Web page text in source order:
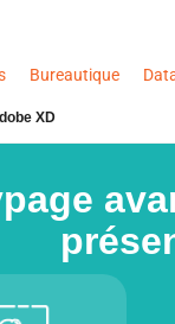
Bureautique
XD